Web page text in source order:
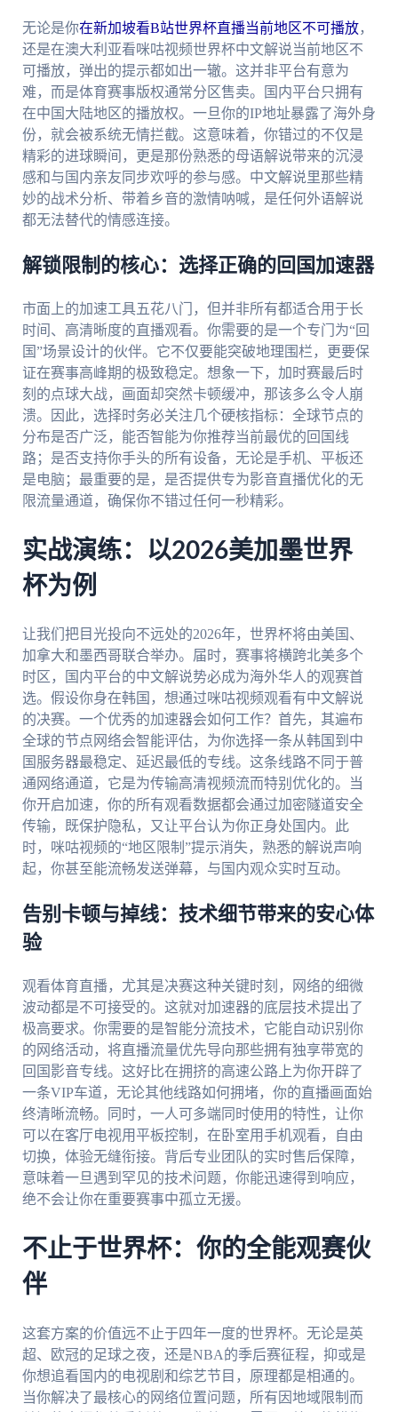
无论是你在新加坡看B站世界杯直播当前地区不可播放，
还是在澳大利亚看咪咕视频世界杯中文解说当前地区不
可播放，弹出的提示都如出一辙。这并非平台有意为
难，而是体育赛事版权通常分区售卖。国内平台只拥有
在中国大陆地区的播放权。一旦你的IP地址暴露了海外身
份，就会被系统无情拦截。这意味着，你错过的不仅是
精彩的进球瞬间，更是那份熟悉的母语解说带来的沉浸
感和与国内亲友同步欢呼的参与感。中文解说里那些精
妙的战术分析、带着乡音的激情呐喊，是任何外语解说
都无法替代的情感连接。
解锁限制的核心：选择正确的回国加速器
市面上的加速工具五花八门，但并非所有都适合用于长
时间、高清晰度的直播观看。你需要的是一个专门为“回
国”场景设计的伙伴。它不仅要能突破地理围栏，更要保
证在赛事高峰期的极致稳定。想象一下，加时赛最后时
刻的点球大战，画面却突然卡顿缓冲，那该多么令人崩
溃。因此，选择时务必关注几个硬核指标：全球节点的
分布是否广泛，能否智能为你推荐当前最优的回国线
路；是否支持你手头的所有设备，无论是手机、平板还
是电脑；最重要的是，是否提供专为影音直播优化的无
限流量通道，确保你不错过任何一秒精彩。
实战演练：以2026美加墨世界
杯为例
让我们把目光投向不远处的2026年，世界杯将由美国、
加拿大和墨西哥联合举办。届时，赛事将横跨北美多个
时区，国内平台的中文解说势必成为海外华人的观赛首
选。假设你身在韩国，想通过咪咕视频观看有中文解说
的决赛。一个优秀的加速器会如何工作？首先，其遍布
全球的节点网络会智能评估，为你选择一条从韩国到中
国服务器最稳定、延迟最低的专线。这条线路不同于普
通网络通道，它是为传输高清视频流而特别优化的。当
你开启加速，你的所有观看数据都会通过加密隧道安全
传输，既保护隐私，又让平台认为你正身处国内。此
时，咪咕视频的“地区限制”提示消失，熟悉的解说声响
起，你甚至能流畅发送弹幕，与国内观众实时互动。
告别卡顿与掉线：技术细节带来的安心体
验
观看体育直播，尤其是决赛这种关键时刻，网络的细微
波动都是不可接受的。这就对加速器的底层技术提出了
极高要求。你需要的是智能分流技术，它能自动识别你
的网络活动，将直播流量优先导向那些拥有独享带宽的
回国影音专线。这好比在拥挤的高速公路上为你开辟了
一条VIP车道，无论其他线路如何拥堵，你的直播画面始
终清晰流畅。同时，一人可多端同时使用的特性，让你
可以在客厅电视用平板控制，在卧室用手机观看，自由
切换，体验无缝衔接。背后专业团队的实时售后保障，
意味着一旦遇到罕见的技术问题，你能迅速得到响应，
绝不会让你在重要赛事中孤立无援。
不止于世界杯：你的全能观赛伙
伴
这套方案的价值远不止于四年一度的世界杯。无论是英
超、欧冠的足球之夜，还是NBA的季后赛征程，抑或是
你想追看国内的电视剧和综艺节目，原理都是相通的。
当你解决了最核心的网络位置问题，所有因地域限制而